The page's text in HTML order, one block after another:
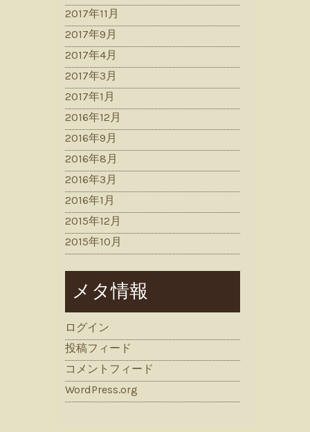
2017年11月
2017年9月
2017年4月
2017年3月
2017年1月
2016年12月
2016年9月
2016年8月
2016年3月
2016年1月
2015年12月
2015年10月
メタ情報
ログイン
投稿フィード
コメントフィード
WordPress.org